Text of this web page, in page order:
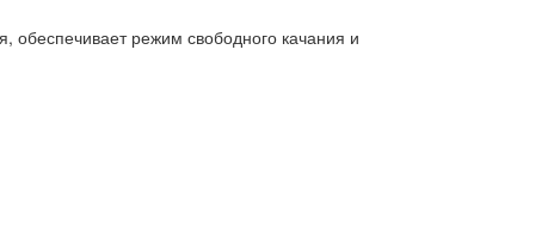
обеспечивает режим свободного качания и